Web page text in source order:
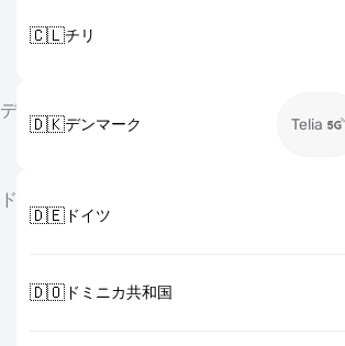
🇨🇱チリ
デ
🇩🇰デンマーク Telia
ド
🇩🇪ドイツ
🇩🇴ドミニカ共和国